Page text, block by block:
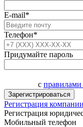
E-mail*
Телефон*
Придумайте пароль
с
Зарегистрироваться
Регистрация компании
Регистрация
Мобильный телефон